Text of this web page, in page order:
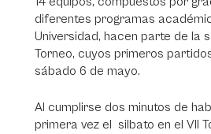
diferentes programas
Universidad, hacen parte de la
Torneo, cuyos primeros
sábado 6 de mayo.
Al cumplirse dos minutos de
primera vez el silbato en el VII